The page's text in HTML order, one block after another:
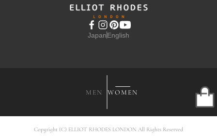
JapanEnglish
MEN WOMEN
Copyright (C) ELLIOT RHODES LONDON All Rights Reserved